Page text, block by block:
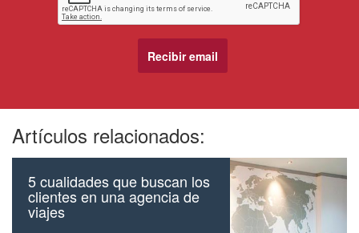
Artículos relacionados:
5 cualidades que buscan los
clientes en una agencia de
viajes